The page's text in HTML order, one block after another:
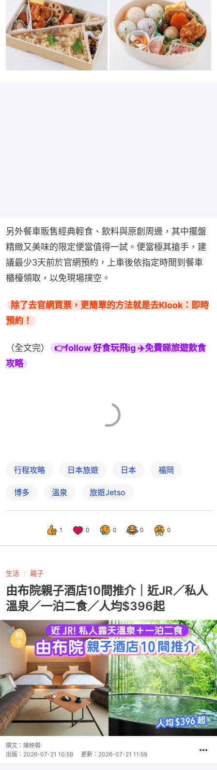
另外餐車販售經典輕食、飲料與原創周邊，其中擺盤
精緻又美味的限定便當值得一試。便當極其搶手，建
議最少3天前於官網預約，上車後依指定時間到餐車
櫃檯領取，以免現場撲空。
除了去官網買票，更簡單的方法就是去Klook：即時
預約！
（全文完）
👉follow 好食玩飛ig ✈️免費睇旅遊飲食
攻略
行程攻略 日本旅遊 日本 福岡
博多 溫泉 旅遊Jetso
1 0 0 0 0
生活 親子
由布院親子酒店10間推介｜近JR／私人
溫泉／一泊二食／人均$396起
撰文： 陳映蓉
出版： 2026-07-21 10:59 更新： 2026-07-21 11:59